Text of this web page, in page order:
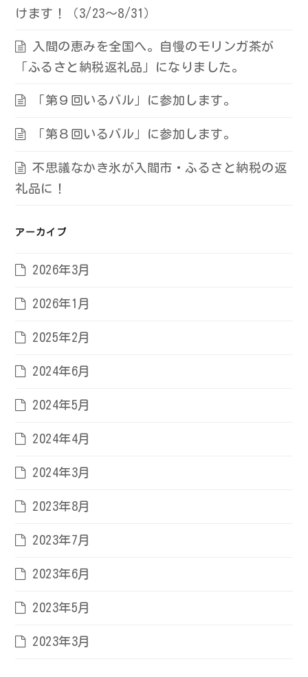
けます！（3/23～8/31）
入間の恵みを全国へ。自慢のモリンガ茶が
「ふるさと納税返礼品」になりました。
「第９回いるバル」に参加します。
「第８回いるバル」に参加します。
不思議なかき氷が入間市・ふるさと納税の返
礼品に！
アーカイブ
2026年3月
2026年1月
2025年2月
2024年6月
2024年5月
2024年4月
2024年3月
2023年8月
2023年7月
2023年6月
2023年5月
2023年3月